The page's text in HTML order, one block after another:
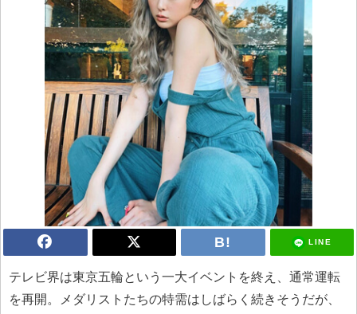
LINE
テレビ界は東京五輪という一大イベントを終え、通常運転
を再開。メダリストたちの特需はしばらく続きそうだが、